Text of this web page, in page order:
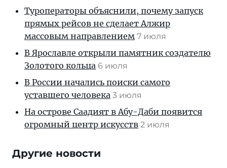
Туроператоры объяснили, почему запуск
прямых рейсов не сделает Алжир
массовым направлением 7 июля
В Ярославле открыли памятник создателю
Золотого кольца 6 июля
В России начались поиски самого
уставшего человека 3 июля
На острове Саадият в Абу-Даби появится
огромный центр искусств 2 июля
Другие новости